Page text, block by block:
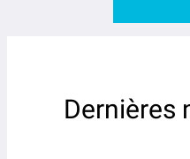
Dernières